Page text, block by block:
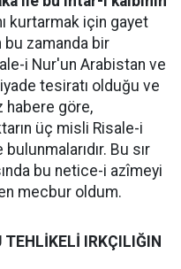
kurtarmak için gayet
bu zamanda bir
i Nur'un Arabistan ve
tesiratı olduğu ve
habere göre,
üç misli Risale-i
Bu sır
bu netice-i azîmeyi
mecbur oldum.
IRKÇILIĞIN